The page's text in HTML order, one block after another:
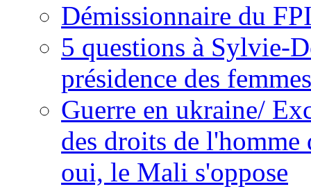
Démissionnaire du
5 questions à Sylvie-
présidence des
Guerre en ukraine/
des droits de
oui, le Mali s'oppose